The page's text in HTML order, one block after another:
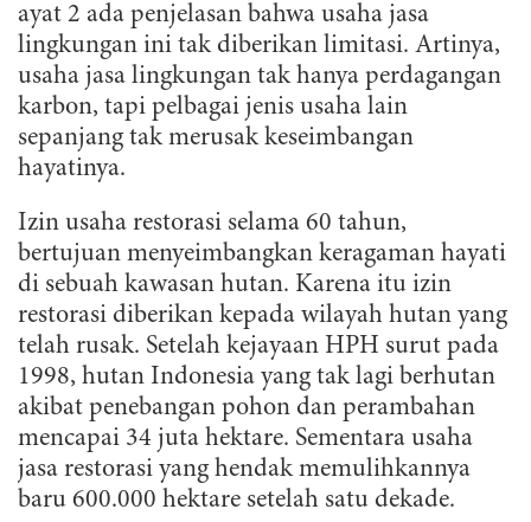
ayat 2 ada penjelasan bahwa usaha jasa
lingkungan ini tak diberikan limitasi. Artinya,
usaha jasa lingkungan tak hanya perdagangan
karbon, tapi pelbagai jenis usaha lain
sepanjang tak merusak keseimbangan
hayatinya.
Izin usaha restorasi selama 60 tahun,
bertujuan menyeimbangkan keragaman hayati
di sebuah kawasan hutan. Karena itu izin
restorasi diberikan kepada wilayah hutan yang
telah rusak. Setelah kejayaan HPH surut pada
1998, hutan Indonesia yang tak lagi berhutan
akibat penebangan pohon dan perambahan
mencapai 34 juta hektare. Sementara usaha
jasa restorasi yang hendak memulihkannya
baru 600.000 hektare setelah satu dekade.